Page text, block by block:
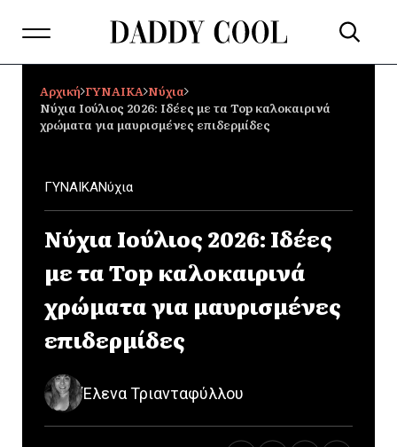
Αρχική ΓΥΝΑΙΚΑ Νύχια
Νύχια Ιούλιος 2026: Ιδέες με τα Top καλοκαιρινά
χρώματα για μαυρισμένες επιδερμίδες
ΓΥΝΑΙΚΑΝύχια
Νύχια Ιούλιος 2026: Ιδέες
με τα Top καλοκαιρινά
χρώματα για μαυρισμένες
επιδερμίδες
Έλενα Τριανταφύλλου